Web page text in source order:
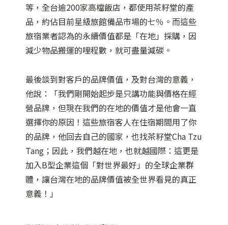
等，全台逾200家高檔飯店，都使用茶籽堂的產
品，約佔目前星級旅館備品市場的七％。而這些
旅宿業者認為的永續價值都是「在地」採購，因
減少物品搬運的哩程數，就可盡量減碳。
最後談到對客戶的品牌價值，及對台灣的意義，
他說：「我們剛開始起步是只講功能與價格在經
營品牌，但現在我們的在地的價值才是他會一直
選擇你的原因！這些旅宿客人在住宿期間用了你
的品牌，他回去自己的國家，也找茶籽堂Cha Tzu
Tang；因此，我們越在地，也就越國際：這更是
加入B型企業這個「對世界最好」的全球企業群
體，讓台灣在地的品牌價值被全世界看見的真正
意義！」